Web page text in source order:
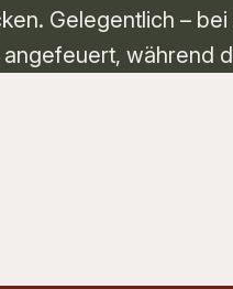
Gelegentlich –
während